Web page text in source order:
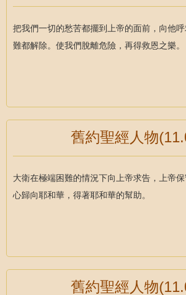
把我們一切的愁苦都擺到上帝的面前，向他
難都解除。使我們脫離危險，再得救恩之樂。
舊約聖經人物
大衛在極端困難的情況下向上帝求告，上帝
心歸向耶和華，得著耶和華的幫助。
舊約聖經人物